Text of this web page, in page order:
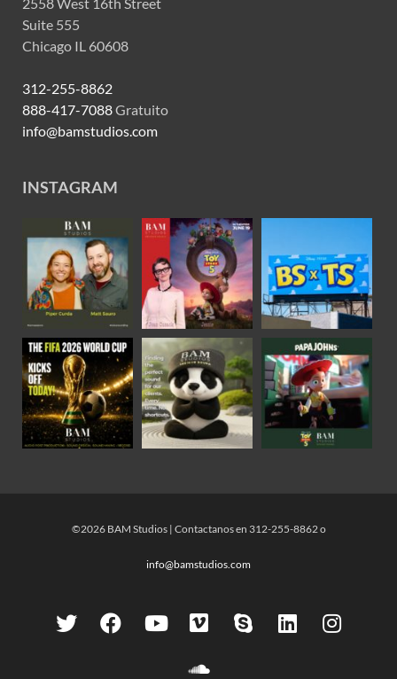
Suite 555
Chicago IL 60608
312-255-8862
888-417-7088Gratuito
info@bamstudios.com
INSTAGRAM
©2026 BAM Studios | Contactanos en 312-255-8862 o
info@bamstudios.com